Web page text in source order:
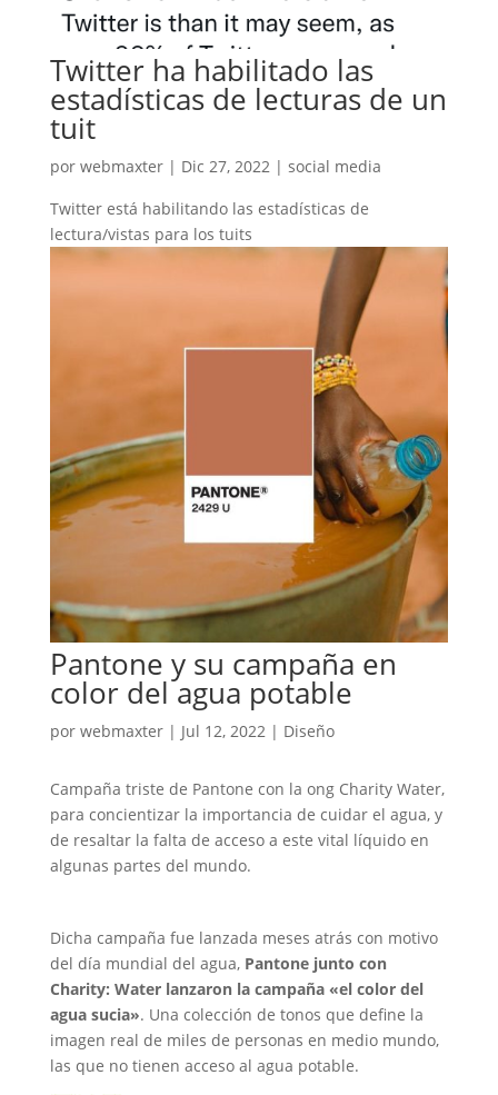
Twitter ha habilitado las
estadísticas de lecturas de un
tuit
por webmaxter| Dic 27, 2022 | social media
Twitter está habilitando las estadísticas de
lectura/vistas para los tuits
Pantone y su campaña en
color del agua potable
por webmaxter| Jul 12, 2022| Diseño
Campaña triste de Pantone con la ong Charity Water,
para concientizar la importancia de cuidar el agua, y
de resaltar la falta de acceso a este vital líquido en
algunas partes del mundo.
Dicha campaña fue lanzada meses atrás con motivo
del día mundial del agua, Pantone junto con
Charity: Water lanzaron la campaña «el color del
agua sucia». Una colección de tonos que define la
imagen real de miles de personas en medio mundo,
las que no tienen acceso al agua potable.